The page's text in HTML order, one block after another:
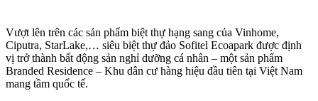
Vượt lên trên các sản phẩm biệt thự hạng sang của Vinhome,
Ciputra, StarLake,… siêu biệt thự đảo Sofitel Ecoapark được định
vị trở thành bất động sản nghỉ dưỡng cá nhân – một sản phẩm
Branded Residence – Khu dân cư hàng hiệu đầu tiên tại Việt Nam
mang tầm quốc tế.